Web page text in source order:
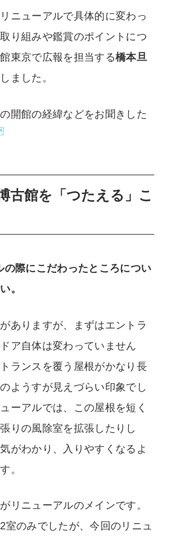
ニューアルで具体的に変わっ
り組みや鑑賞のポイントにつ
東京で広報を担当する橋本旦
ました。
開館の経緯などをお聞きした
古館を「つたえる」こ
際にこだわったところについ
。
ありますが、まずはエントラ
ア自体は変わっていません
ランスを覆う屋根がかなり長
ようすが見えづらい印象でし
ーアルでは、この屋根を短く
りの風除室を拡張したりし
がわかり、入りやすくなるよ
。
リニューアルのメインです。
室のみでしたが、今回のリニュ